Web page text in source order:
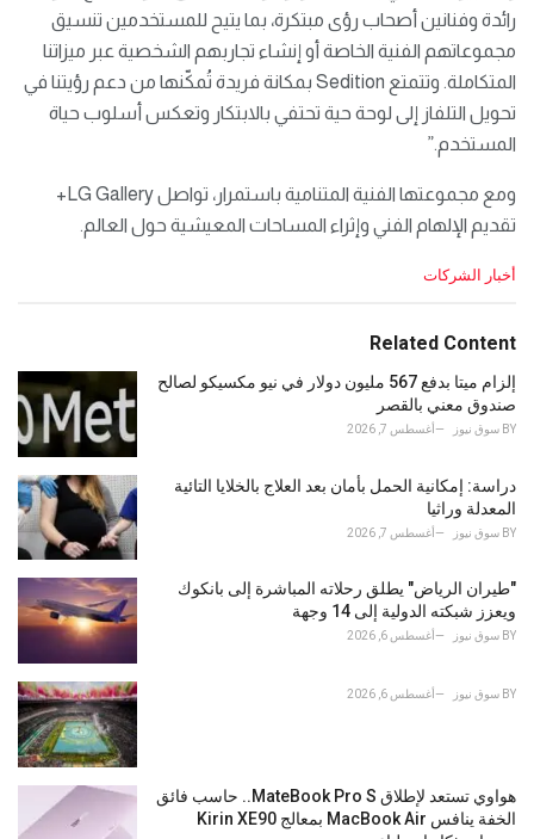
رائدة وفنانين أصحاب رؤى مبتكرة، بما يتيح للمستخدمين تنسيق
مجموعاتهم الفنية الخاصة أو إنشاء تجاربهم الشخصية عبر ميزاتنا
المتكاملة. وتتمتع Sedition بمكانة فريدة تُمكّنها من دعم رؤيتنا في
تحويل التلفاز إلى لوحة حية تحتفي بالابتكار وتعكس أسلوب حياة
المستخدم.”
ومع مجموعتها الفنية المتنامية باستمرار، تواصل LG Gallery+
تقديم الإلهام الفني وإثراء المساحات المعيشية حول العالم.
C
e
o
r
i
:
أخبار الشركات
Related Content
إلزام ميتا بدفع 567 مليون دولار في نيو مكسيكو لصالح
صندوق معني بالقصر
BY سوق نيوز أغسطس 7, 2026
دراسة: إمكانية الحمل بأمان بعد العلاج بالخلايا التائية
المعدلة وراثيا
BY سوق نيوز أغسطس 7, 2026
"طيران الرياض" يطلق رحلاته المباشرة إلى بانكوك
ويعزز شبكته الدولية إلى 14 وجهة
BY سوق نيوز أغسطس 6, 2026
BY سوق نيوز أغسطس 6, 2026
هواوي تستعد لإطلاق MateBook Pro S.. حاسب فائق
الخفة ينافس MacBook Air بمعالج Kirin XE90